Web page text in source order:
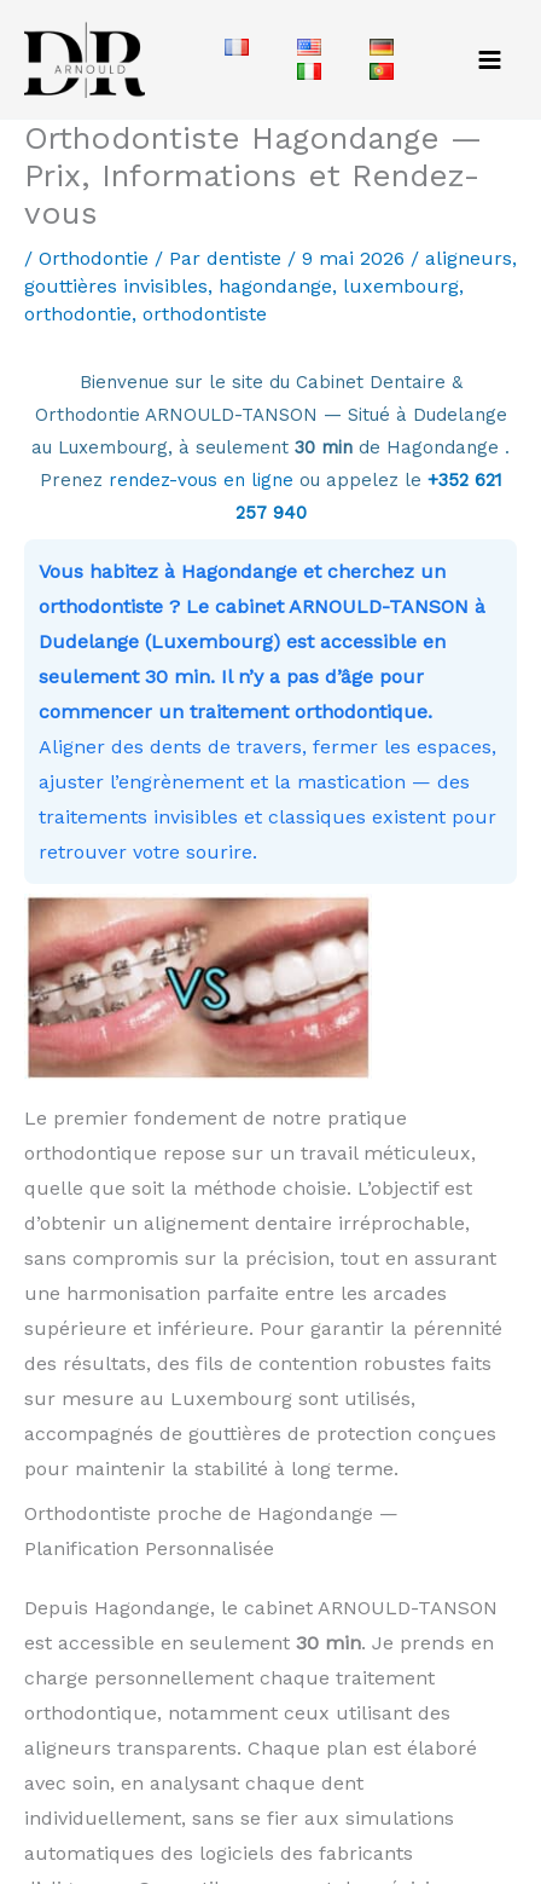
contenu
Orthodontiste Hagondange —
Prix, Informations et Rendez-
vous
/ Orthodontie / Par dentiste / 9 mai 2026 / aligneurs,
gouttières invisibles, hagondange, luxembourg,
orthodontie, orthodontiste
Bienvenue sur le site du Cabinet Dentaire &
Orthodontie ARNOULD-TANSON — Situé à Dudelange
au Luxembourg, à seulement 30 min de Hagondange .
Prenez rendez-vous en ligne ou appelez le +352 621
257 940
Vous habitez à Hagondange et cherchez un
orthodontiste ? Le cabinet ARNOULD-TANSON à
Dudelange (Luxembourg) est accessible en
seulement 30 min. Il n’y a pas d’âge pour
commencer un traitement orthodontique.
Aligner des dents de travers, fermer les espaces,
ajuster l’engrènement et la mastication — des
traitements invisibles et classiques existent pour
retrouver votre sourire.
Le premier fondement de notre pratique
orthodontique repose sur un travail méticuleux,
quelle que soit la méthode choisie. L’objectif est
d’obtenir un alignement dentaire irréprochable,
sans compromis sur la précision, tout en assurant
une harmonisation parfaite entre les arcades
supérieure et inférieure. Pour garantir la pérennité
des résultats, des fils de contention robustes faits
sur mesure au Luxembourg sont utilisés,
accompagnés de gouttières de protection conçues
pour maintenir la stabilité à long terme.
Orthodontiste proche de Hagondange —
Planification Personnalisée
Depuis Hagondange, le cabinet ARNOULD-TANSON
est accessible en seulement 30 min. Je prends en
charge personnellement chaque traitement
orthodontique, notamment ceux utilisant des
aligneurs transparents. Chaque plan est élaboré
avec soin, en analysant chaque dent
individuellement, sans se fier aux simulations
automatiques des logiciels des fabricants